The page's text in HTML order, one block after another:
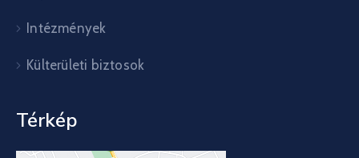
Intézmények
Külterületi biztosok
Térkép